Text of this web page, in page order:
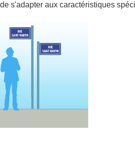
s'adapter aux caractéristiques